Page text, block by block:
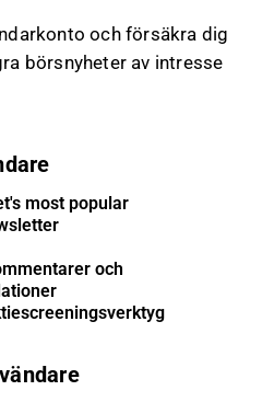
och försäkra dig
börsnyheter av intresse
most popular
och